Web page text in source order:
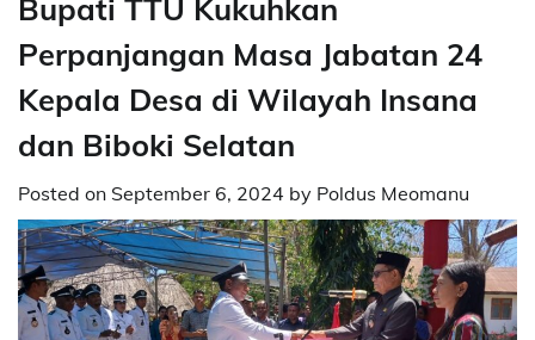
Bupati TTU Kukuhkan
Perpanjangan Masa Jabatan 24
Kepala Desa di Wilayah Insana
dan Biboki Selatan
Posted on September 6, 2024 by Poldus Meomanu